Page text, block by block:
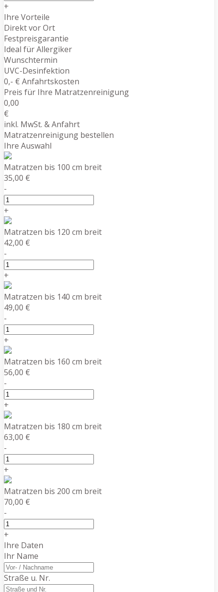
+
Ihre Vorteile
Direkt vor Ort
Festpreisgarantie
Ideal für Allergiker
Wunschtermin
UVC-Desinfektion
0,- € Anfahrtskosten
Preis für Ihre Matratzenreinigung
0,00
€
inkl. MwSt. & Anfahrt
Matratzenreinigung bestellen
Ihre Auswahl
Matratzen bis 100 cm breit
35,00 €
-
+
Matratzen bis 120 cm breit
42,00 €
-
+
Matratzen bis 140 cm breit
49,00 €
-
+
Matratzen bis 160 cm breit
56,00 €
-
+
Matratzen bis 180 cm breit
63,00 €
-
+
Matratzen bis 200 cm breit
70,00 €
-
+
Ihre Daten
Ihr Name
Straße u. Nr.